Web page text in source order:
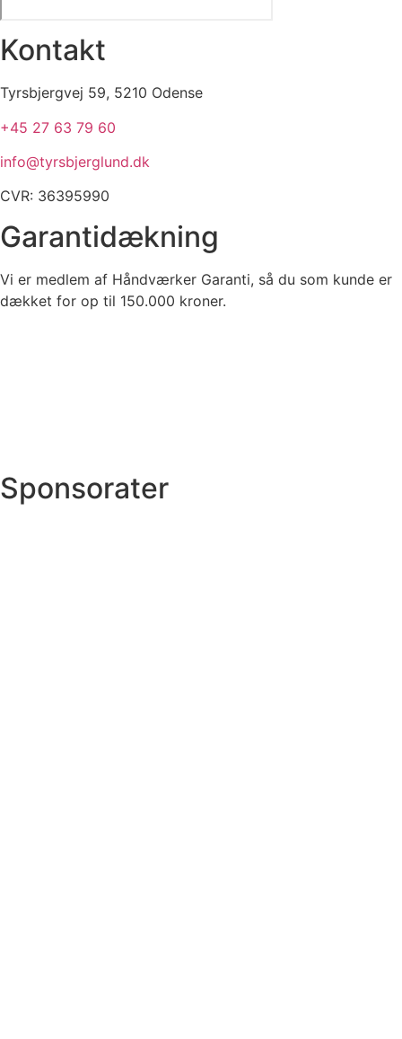
Kontakt
Tyrsbjergvej 59, 5210 Odense​​​
+45 27 63 79 60​
info@tyrsbjerglund.dk
CVR: 36395990
Garantidækning
Vi er medlem af Håndværker Garanti, så du som kunde er
dækket for op til 150.000 kroner.
Sponsorater